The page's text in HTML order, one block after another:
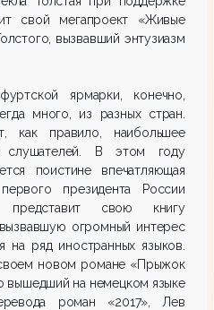
свой мегапроект «Живые
вызвавший энтузиазм
ярмарки, конечно,
много, из разных стран.
правило, наибольшее
слушателей. В этом году
поистине впечатляющая
президента России
представит свою книгу
огромный интерес
ряд иностранных языков.
новом романе «Прыжок
вышедший на немецком языке
роман «2017», Лев